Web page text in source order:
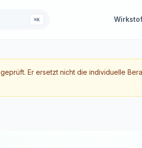
⌘K
Er ersetzt nicht die individuelle